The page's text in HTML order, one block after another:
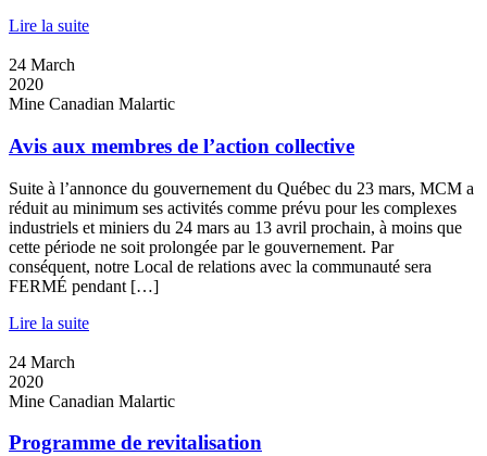
Lire la suite
24 March
2020
Mine Canadian Malartic
Avis aux membres de l’action collective
Suite à l’annonce du gouvernement du Québec du 23 mars, MCM a
réduit au minimum ses activités comme prévu pour les complexes
industriels et miniers du 24 mars au 13 avril prochain, à moins que
cette période ne soit prolongée par le gouvernement. Par
conséquent, notre Local de relations avec la communauté sera
FERMÉ pendant […]
Lire la suite
24 March
2020
Mine Canadian Malartic
Programme de revitalisation